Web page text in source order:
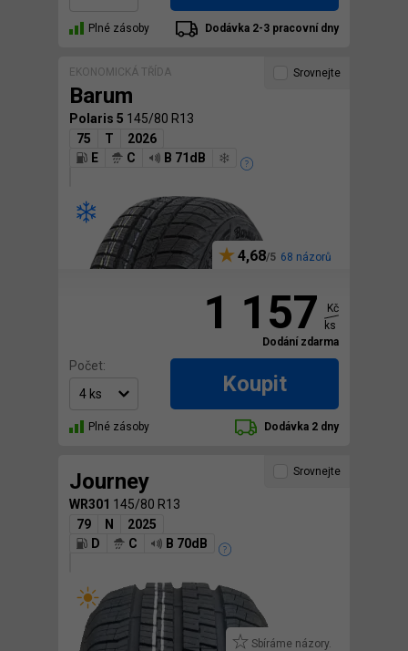
Plné zásoby Dodávka 2-3 pracovní dny
EKONOMICKÁ TŘÍDA
Barum
Polaris 5 145/80 R13
75
T
2026
E
C B 71dB
4,68 68 názorů
Srovnejte
1 157
Kč
ks
Dodání zdarma
Počet:
Koupit
Plné zásoby Dodávka 2 dny
Journey
WR301 145/80 R13
79
N
2025
D
C B 70dB
Sbíráme názory.
Srovnejte